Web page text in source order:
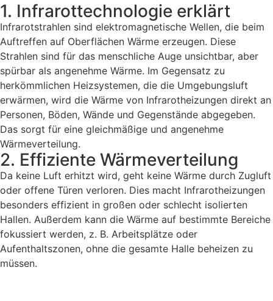
1. Infrarottechnologie erklärt
Infrarotstrahlen sind elektromagnetische Wellen, die beim
Auftreffen auf Oberflächen Wärme erzeugen. Diese
Strahlen sind für das menschliche Auge unsichtbar, aber
spürbar als angenehme Wärme. Im Gegensatz zu
herkömmlichen Heizsystemen, die die Umgebungsluft
erwärmen, wird die Wärme von Infrarotheizungen direkt an
Personen, Böden, Wände und Gegenstände abgegeben.
Das sorgt für eine gleichmäßige und angenehme
Wärmeverteilung.
2. Effiziente Wärmeverteilung
Da keine Luft erhitzt wird, geht keine Wärme durch Zugluft
oder offene Türen verloren. Dies macht Infrarotheizungen
besonders effizient in großen oder schlecht isolierten
Hallen. Außerdem kann die Wärme auf bestimmte Bereiche
fokussiert werden, z. B. Arbeitsplätze oder
Aufenthaltszonen, ohne die gesamte Halle beheizen zu
müssen.